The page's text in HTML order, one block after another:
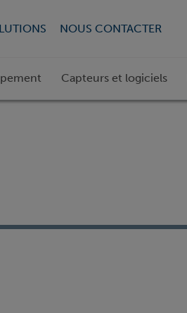
NOUS CONTACTER
Capteurs et logiciels